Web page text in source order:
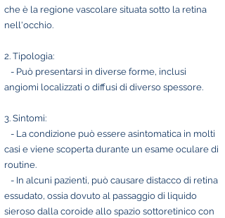
che è la regione vascolare situata sotto la retina
nell'occhio.
2. Tipologia:
- Può presentarsi in diverse forme, inclusi
angiomi localizzati o diffusi di diverso spessore.
3. Sintomi:
- La condizione può essere asintomatica in molti
casi e viene scoperta durante un esame oculare di
routine.
- In alcuni pazienti, può causare distacco di retina
essudato, ossia dovuto al passaggio di liquido
sieroso dalla coroide allo spazio sottoretinico con